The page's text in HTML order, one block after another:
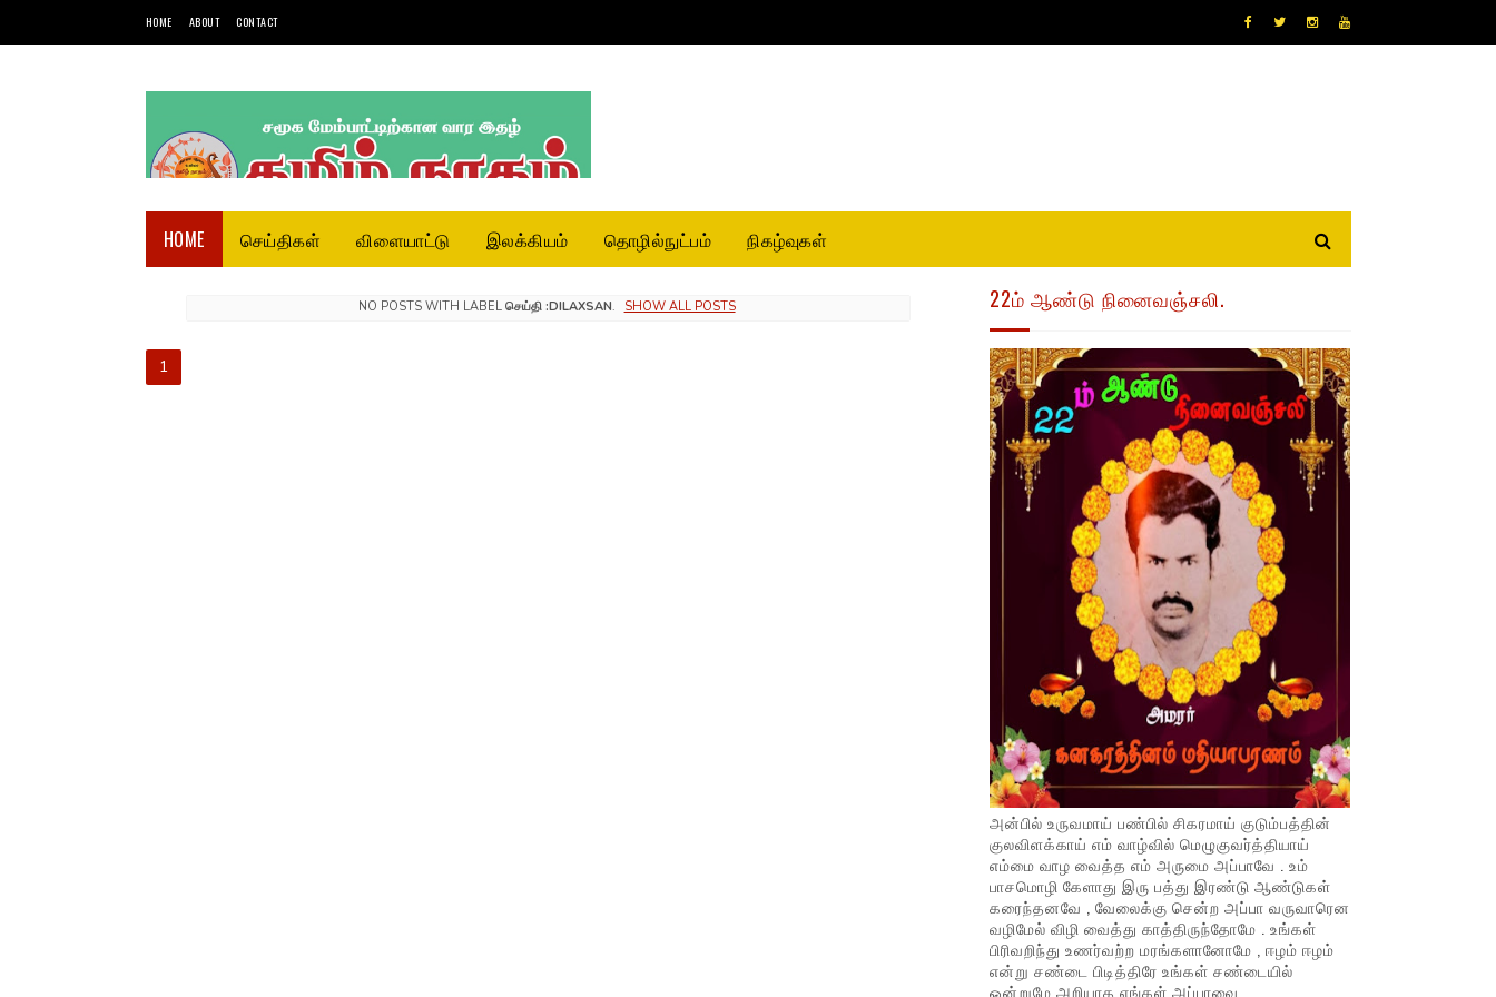
HOME ABOUT CONTACT
HOME செய்திகள் விளையாட்டு இலக்கியம் தொழில்நுட்பம் நிகழ்வுகள்
NO POSTS WITH LABELசெய்தி :DILAXSAN. SHOW ALL POSTS
1
22ம் ஆண்டு நினைவஞ்சலி.
அன்பில் உருவமாய் பண்பில் சிகரமாய் குடும்பத்தின்
குலவிளக்காய் எம் வாழ்வில் மெழுகுவர்த்தியாய்
எம்மை வாழ வைத்த எம் அருமை அப்பாவே . உம்
பாசமொழி கேளாது இரு பத்து இரண்டு ஆண்டுகள்
கரைந்தனவே , வேலைக்கு சென்ற அப்பா வருவாரென
வழிமேல் விழி வைத்து காத்திருந்தோமே . உங்கள்
பிரிவறிந்து உணர்வற்ற மரங்களானோமே , ஈழம் ஈழம்
என்று சண்டை பிடித்திரே உங்கள் சண்டையில்
ஒன்றுமே அறியாத எங்கள் அப்பாவை